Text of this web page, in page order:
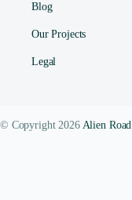
Blog
Our Projects
Legal
© Copyright 2026 Alien Road